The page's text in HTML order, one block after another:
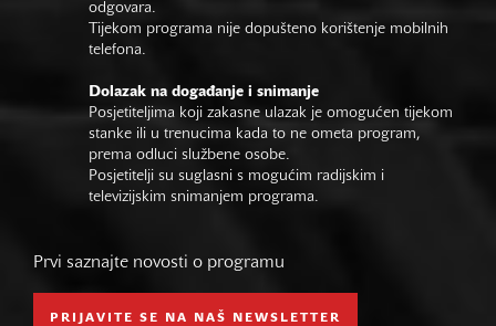
odgovara.
Tijekom programa nije dopušteno korištenje mobilnih
telefona.
Dolazak na događanje i snimanje
Posjetiteljima koji zakasne ulazak je omogućen tijekom
stanke ili u trenucima kada to ne ometa program,
prema odluci službene osobe.
Posjetitelji su suglasni s mogućim radijskim i
televizijskim snimanjem programa.
Prvi saznajte novosti o programu
PRIJAVITE SE NA NAŠ NEWSLETTER